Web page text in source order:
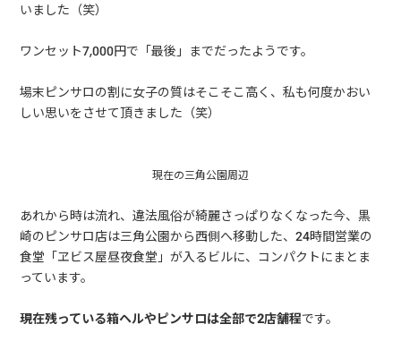
いました（笑）
ワンセット7,000円で「最後」までだったようです。
場末ピンサロの割に女子の質はそこそこ高く、私も何度かおい
しい思いをさせて頂きました（笑）
現在の三角公園周辺
あれから時は流れ、違法風俗が綺麗さっぱりなくなった今、黒
崎のピンサロ店は三角公園から西側へ移動した、24時間営業の
食堂「ヱビス屋昼夜食堂」が入るビルに、コンパクトにまとま
っています。
現在残っている箱ヘルやピンサロは全部で2店舗程です。